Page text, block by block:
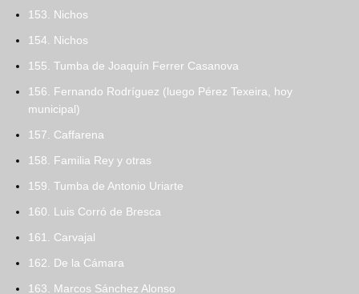
153. Nichos
154. Nichos
155. Tumba de Joaquín Ferrer Casanova
156. Fernando Rodríguez (luego Pérez Texeira, hoy
municipal)
157. Caffarena
158. Familia Rey y otras
159. Tumba de Antonio Uriarte
160. Luis Corró de Bresca
161. Carvajal
162. De la Cámara
163. Marcos Sánchez Alonso